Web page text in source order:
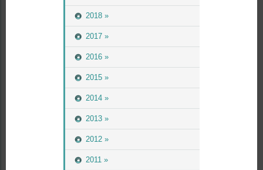
2018 »
2017 »
2016 »
2015 »
2014 »
2013 »
2012 »
2011 »